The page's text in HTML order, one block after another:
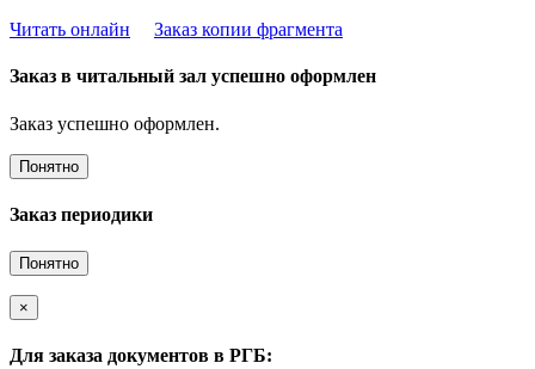
Читать онлайн
Заказ копии фрагмента
Заказ в читальный зал успешно оформлен
Заказ успешно оформлен.
Понятно
Заказ периодики
Понятно
×
Для заказа документов в РГБ: